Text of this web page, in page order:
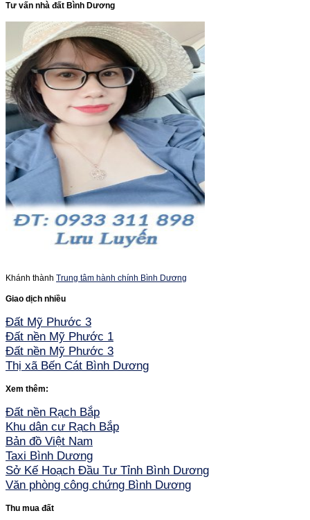
Tư vấn nhà đất Bình Dương
Khánh thành Trung tâm hành chính Bình Dương
Giao dịch nhiều
Đất Mỹ Phước 3
Đất nền Mỹ Phước 1
Đất nền Mỹ Phước 3
Thị xã Bến Cát Bình Dương
Xem thêm:
Đất nền Rạch Bắp
Khu dân cư Rạch Bắp
Bản đồ Việt Nam
Taxi Bình Dương
Sở Kế Hoạch Đầu Tư Tỉnh Bình Dương
Văn phòng công chứng Bình Dương
Thu mua đất